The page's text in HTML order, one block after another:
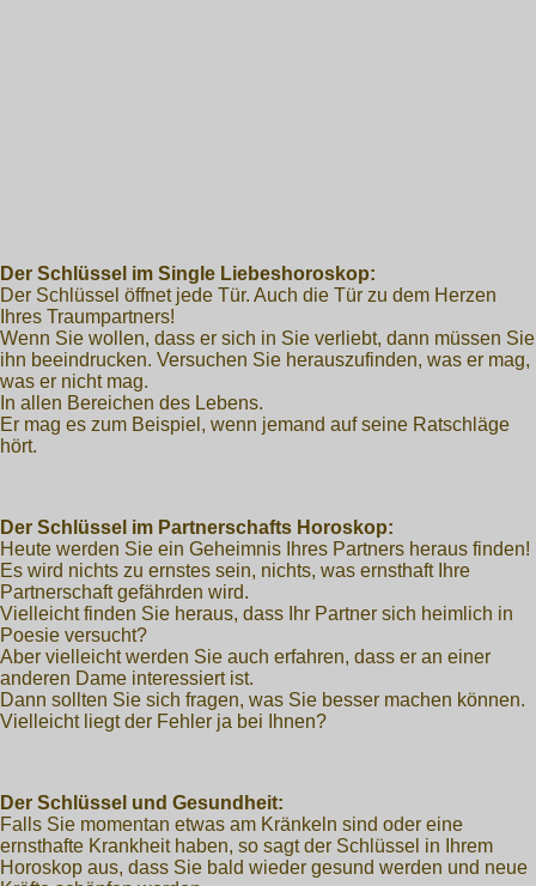
Der Schlüssel im Single Liebeshoroskop:
Der Schlüssel öffnet jede Tür. Auch die Tür zu dem Herzen
Ihres Traumpartners!
Wenn Sie wollen, dass er sich in Sie verliebt, dann müssen Sie
ihn beeindrucken. Versuchen Sie herauszufinden, was er mag,
was er nicht mag.
In allen Bereichen des Lebens.
Er mag es zum Beispiel, wenn jemand auf seine Ratschläge
hört.
Der Schlüssel im Partnerschafts Horoskop:
Heute werden Sie ein Geheimnis Ihres Partners heraus finden!
Es wird nichts zu ernstes sein, nichts, was ernsthaft Ihre
Partnerschaft gefährden wird.
Vielleicht finden Sie heraus, dass Ihr Partner sich heimlich in
Poesie versucht?
Aber vielleicht werden Sie auch erfahren, dass er an einer
anderen Dame interessiert ist.
Dann sollten Sie sich fragen, was Sie besser machen können.
Vielleicht liegt der Fehler ja bei Ihnen?
Der Schlüssel und Gesundheit:
Falls Sie momentan etwas am Kränkeln sind oder eine
ernsthafte Krankheit haben, so sagt der Schlüssel in Ihrem
Horoskop aus, dass Sie bald wieder gesund werden und neue